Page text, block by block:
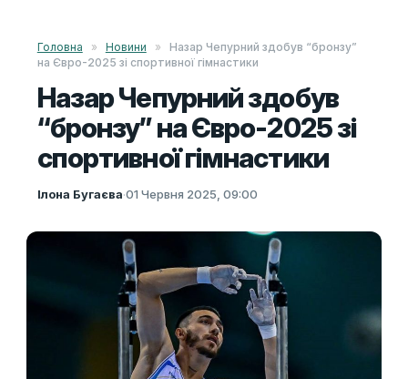
Головна » Новини »
Назар Чепурний здобув “бронзу”
на Євро-2025 зі спортивної гімнастики
Назар Чепурний здобув
“бронзу” на Євро-2025 зі
спортивної гімнастики
Ілона Бугаєва·01 Червня 2025, 09:00